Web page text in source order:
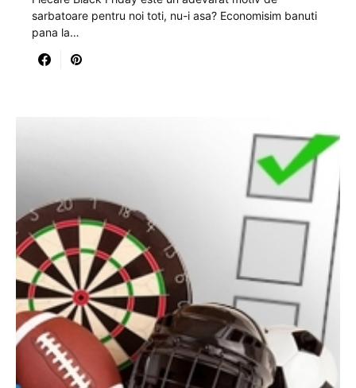
sarbatoare pentru noi toti, nu-i asa? Economisim banuti
pana la…